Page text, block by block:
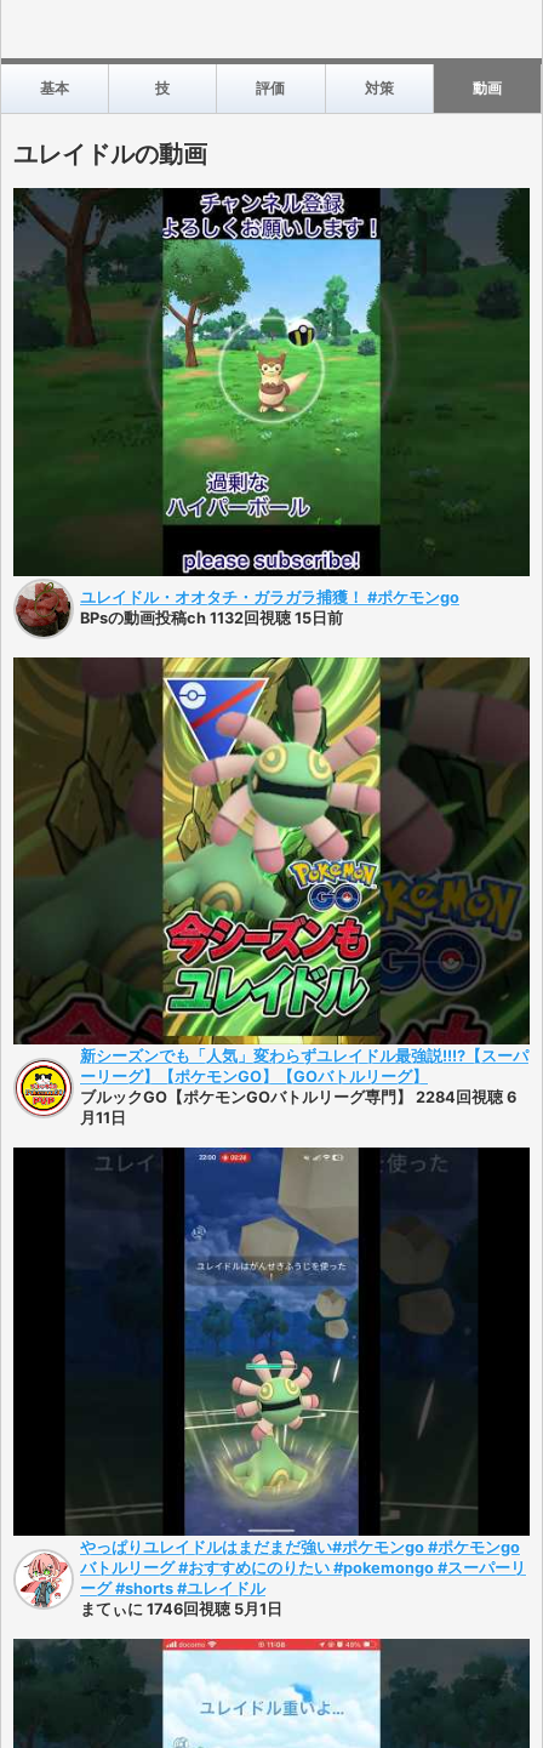
基本 技 評価 対策 動画
ユレイドルの動画
ユレイドル・オオタチ・ガラガラ捕獲！ #ポケモンgo
BPsの動画投稿ch 1132回視聴 15日前
新シーズンでも「人気」変わらずユレイドル最強説!!!?【スーパ
ーリーグ】【ポケモンGO】【GOバトルリーグ】
ブルックGO【ポケモンGOバトルリーグ専門】 2284回視聴 6
月11日
やっぱりユレイドルはまだまだ強い#ポケモンgo #ポケモンgo
バトルリーグ #おすすめにのりたい #pokemongo #スーパーリ
ーグ #shorts #ユレイドル
まてぃに 1746回視聴 5月1日